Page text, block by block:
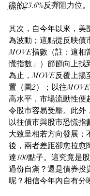
Macro
浪的23.6%反彈阻力位。
其次，自今年以來，美
為波動；這點從反映債
MOVE指數（註：這相
慌指數」）節節向上找
為止，MOVE反覆上揚
置（圖2）；以往
高水平，市場流動性便
令股市容易受壓。此外
以往債市與股市恐慌指
大致呈相若方向發展；
後，兩者差距卻愈拉愈
達100點子。這究竟是
過份自滿？還是債券投
呢？相信今年內自有分